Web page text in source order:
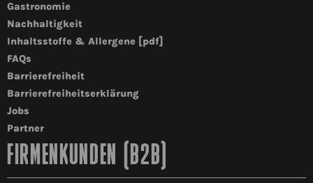
Gastronomie
Nachhaltigkeit
Inhaltsstoffe & Allergene [pdf]
FAQs
Barrierefreiheit
Barrierefreiheitserklärung
Jobs
Partner
FIRMENKUNDEN (B2B)